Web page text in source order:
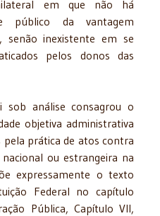
em que não há
público da vantagem
senão inexistente em se
pelos donos das
análise consagrou o
objetiva administrativa
pela prática de atos contra
ou estrangeira na
expressamente o texto
Federal no capítulo
Pública, Capítulo VII,